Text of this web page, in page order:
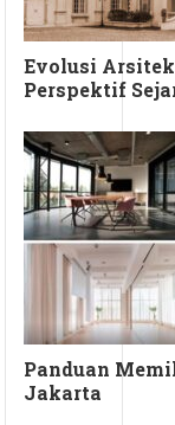
Evolusi
Perspektif
Panduan
Jakarta